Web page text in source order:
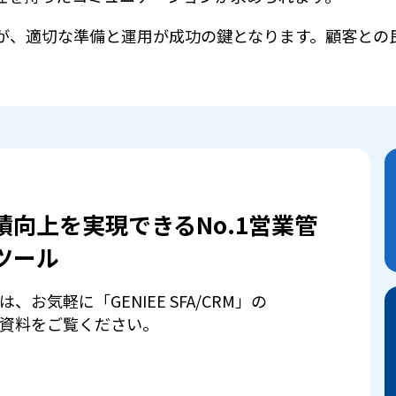
適切な準備と運用が成功の鍵となります。顧客との
向上を実現できるNo.1営業管
ール
、お気軽に「GENIEE SFA/CRM」の
料をご覧ください。